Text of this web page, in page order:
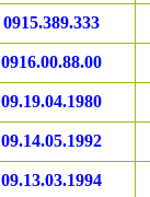
0915.389.333
0916.00.88.00
09.19.04.1980
09.14.05.1992
09.13.03.1994